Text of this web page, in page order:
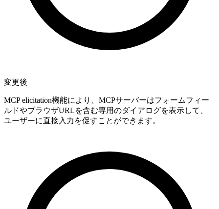
変更後
MCP elicitation機能により、MCPサーバーはフォームフィー
ルドやブラウザURLを含む専用のダイアログを表示して、
ユーザーに直接入力を促すことができます。